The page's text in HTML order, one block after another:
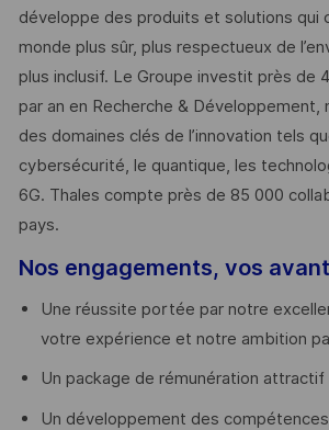
développe des produits et solutions qui
monde plus sûr, plus respectueux de
plus inclusif. Le Groupe investit près de
par an en Recherche & Développement,
des domaines clés de l’innovation tels
cybersécurité, le quantique, les
6G. Thales compte près de 85 000
pays. ​
Nos engagements, vos
Une réussite portée par notre
votre expérience et notre ambition
Un package de rémunération attractif
Un développement des